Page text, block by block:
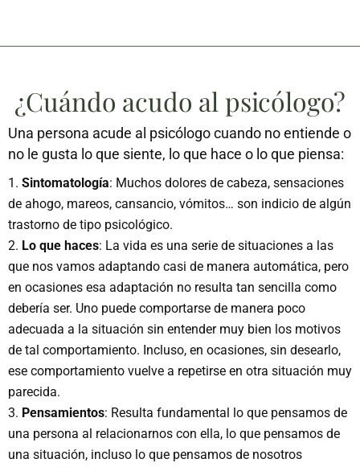
¿Cuándo acudo al psicólogo?
Una persona acude al psicólogo cuando no entiende o
no le gusta lo que siente, lo que hace o lo que piensa:
Sintomatología: Muchos dolores de cabeza, sensaciones
de ahogo, mareos, cansancio, vómitos… son indicio de algún
trastorno de tipo psicológico.
Lo que haces: La vida es una serie de situaciones a las
que nos vamos adaptando casi de manera automática, pero
en ocasiones esa adaptación no resulta tan sencilla como
debería ser. Uno puede comportarse de manera poco
adecuada a la situación sin entender muy bien los motivos
de tal comportamiento. Incluso, en ocasiones, sin desearlo,
ese comportamiento vuelve a repetirse en otra situación muy
parecida.
Pensamientos: Resulta fundamental lo que pensamos de
una persona al relacionarnos con ella, lo que pensamos de
una situación, incluso lo que pensamos de nosotros